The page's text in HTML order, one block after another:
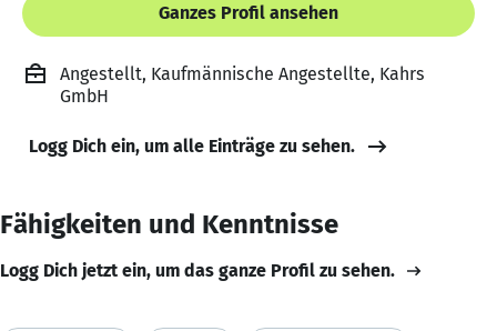
Ganzes Profil ansehen
Angestellt, Kaufmännische Angestellte, Kahrs
GmbH
Logg Dich ein, um alle Einträge zu sehen.
Fähigkeiten und Kenntnisse
Logg Dich jetzt ein, um das ganze Profil zu sehen.